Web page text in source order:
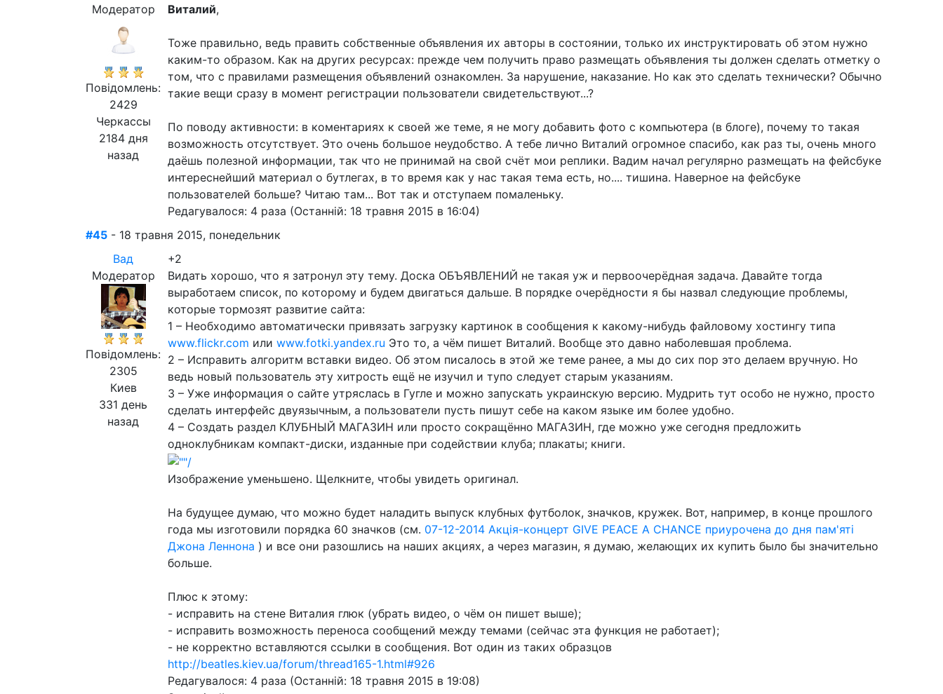
Модератор
Повідомлень:
2429
Черкассы
2184 дня
назад
Виталий,
Тоже правильно, ведь править собственные объявления их авторы в состоянии, только их инструктировать об этом нужно
каким-то образом. Как на других ресурсах: прежде чем получить право размещать объявления ты должен сделать отметку о
том, что с правилами размещения объявлений ознакомлен. За нарушение, наказание. Но как это сделать технически? Обычно
такие вещи сразу в момент регистрации пользователи свидетельствуют...?
По поводу активности: в коментариях к своей же теме, я не могу добавить фото с компьютера (в блоге), почему то такая
возможность отсутствует. Это очень большое неудобство. А тебе лично Виталий огромное спасибо, как раз ты, очень много
даёшь полезной информации, так что не принимай на свой счёт мои реплики. Вадим начал регулярно размещать на фейсбуке
интереснейший материал о бутлегах, в то время как у нас такая тема есть, но.... тишина. Наверное на фейсбуке
пользователей больше? Читаю там... Вот так и отступаем помаленьку.
Редагувалося: 4 раза (Останній: 18 травня 2015 в 16:04)
#45 - 18 травня 2015, понедельник
Вад
Модератор
Повідомлень:
2305
Киев
331 день
назад
+2
Видать хорошо, что я затронул эту тему. Доска ОБЪЯВЛЕНИЙ не такая уж и первоочерёдная задача. Давайте тогда
выработаем список, по которому и будем двигаться дальше. В порядке очерёдности я бы назвал следующие проблемы,
которые тормозят развитие сайта:
1 – Необходимо автоматически привязать загрузку картинок в сообщения к какому-нибудь файловому хостингу типа
www.flickr.com или www.fotki.yandex.ru Это то, а чём пишет Виталий. Вообще это давно наболевшая проблема.
2 – Исправить алгоритм вставки видео. Об этом писалось в этой же теме ранее, а мы до сих пор это делаем вручную. Но
ведь новый пользователь эту хитрость ещё не изучил и тупо следует старым указаниям.
3 – Уже информация о сайте утряслась в Гугле и можно запускать украинскую версию. Мудрить тут особо не нужно, просто
сделать интерфейс двуязычным, а пользователи пусть пишут себе на каком языке им более удобно.
4 – Создать раздел КЛУБНЫЙ МАГАЗИН или просто сокращённо МАГАЗИН, где можно уже сегодня предложить
одноклубникам компакт-диски, изданные при содействии клуба; плакаты; книги.
Изображение уменьшено. Щелкните, чтобы увидеть оригинал.
На будущее думаю, что можно будет наладить выпуск клубных футболок, значков, кружек. Вот, например, в конце прошлого
года мы изготовили порядка 60 значков (см. 07-12-2014 Акція-концерт GIVE PEACE A CHANCE приурочена до дня пам'яті
Джона Леннона ) и все они разошлись на наших акциях, а через магазин, я думаю, желающих их купить было бы значительно
больше.
Плюс к этому:
- исправить на стене Виталия глюк (убрать видео, о чём он пишет выше);
- исправить возможность переноса сообщений между темами (сейчас эта функция не работает);
- не корректно вставляются ссылки в сообщения. Вот один из таких образцов
http://beatles.kiev.ua/forum/thread165-1.html#926
Редагувалося: 4 раза (Останній: 18 травня 2015 в 19:08)